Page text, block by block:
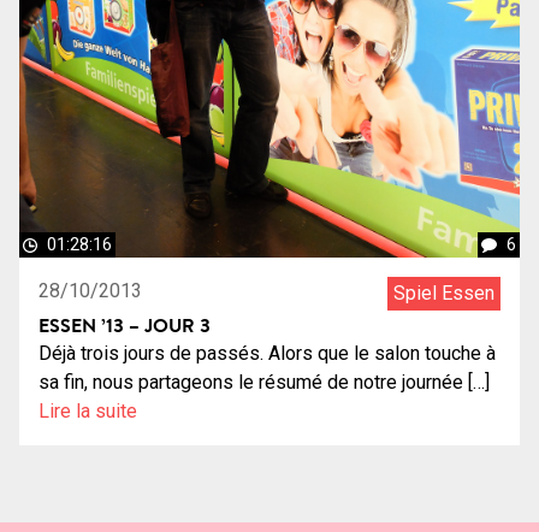
01:28:16 6
28/10/2013 Spiel Essen
ESSEN ’13 – JOUR 3
Déjà trois jours de passés. Alors que le salon touche à
sa fin, nous partageons le résumé de notre journée […]
Lire la suite